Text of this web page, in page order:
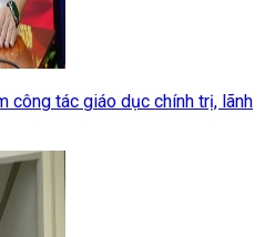
công tác giáo dục chính trị, lãnh